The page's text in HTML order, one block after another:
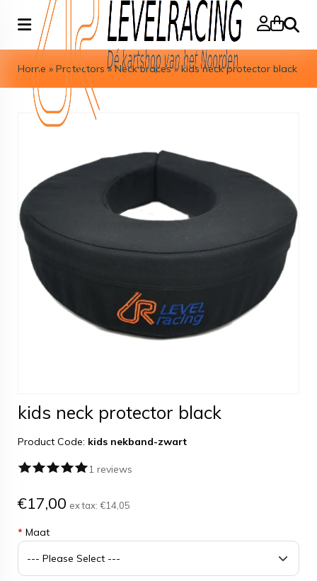
Search
Home » Protectors »Neck braces»kids neck protector black
kids neck protector black
Product Code: kids nekband-zwart
1 reviews
€17,00 ex tax: €14,05
* Maat